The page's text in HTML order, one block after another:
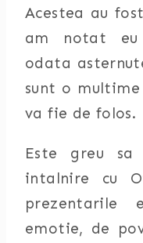
Acestea au
am notat
odata
sunt o
va fie de folos.
Este greu
intalnire cu
prezentarile
emotie, de